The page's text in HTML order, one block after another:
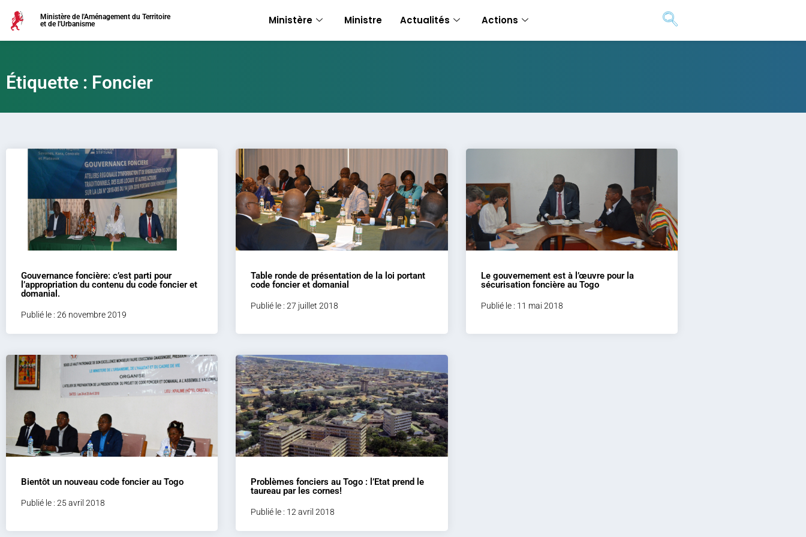
Ministère de l'Aménagement du Territoire
et de l'Urbanisme
Ministère Ministre Actualités Actions
Étiquette : Foncier
Gouvernance foncière: c’est parti pour
l’appropriation du contenu du code foncier et
domanial.
Publié le : 26 novembre 2019
Table ronde de présentation de la loi portant
code foncier et domanial
Publié le : 27 juillet 2018
Le gouvernement est à l’œuvre pour la
sécurisation foncière au Togo
Publié le : 11 mai 2018
Bientôt un nouveau code foncier au Togo
Publié le : 25 avril 2018
Problèmes fonciers au Togo : l’Etat prend le
taureau par les cornes!
Publié le : 12 avril 2018